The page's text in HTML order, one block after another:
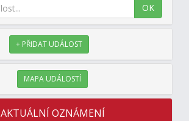
OK
+ PŘIDAT UDÁLOST
MAPA UDÁLOSTÍ
AKTUÁLNÍ OZNÁMENÍ